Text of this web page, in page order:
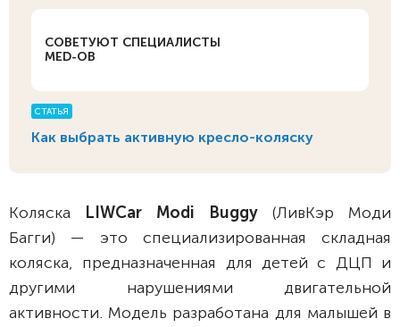
СОВЕТУЮТ СПЕЦИАЛИСТЫ
MED-OB
СТАТЬЯ
Как выбрать активную кресло-коляску
Коляска LIWCar Modi Buggy (ЛивКэр Моди
Багги) — это специализированная складная
коляска, предназначенная для детей с ДЦП и
другими нарушениями двигательной
активности. Модель разработана для малышей в